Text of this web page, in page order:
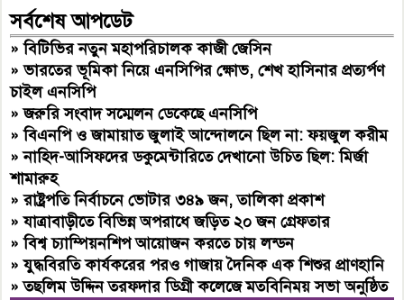
সর্বশেষ আপডেট
»বিটিভির নতুন মহাপরিচালক কাজী জেসিন
»ভারতের ভূমিকা নিয়ে এনসিপির ক্ষোভ, শেখ হাসিনার প্রত্যর্পণ
চাইল এনসিপি
»জরুরি সংবাদ সম্মেলন ডেকেছে এনসিপি
»বিএনপি ও জামায়াত জুলাই আন্দোলনে ছিল না: ফয়জুল করীম
»নাহিদ-আসিফদের ডকুমেন্টারিতে দেখানো উচিত ছিল: মির্জা
শামারুহ
»রাষ্ট্রপতি নির্বাচনে ভোটার ৩৪৯ জন, তালিকা প্রকাশ
»যাত্রাবাড়ীতে বিভিন্ন অপরাধে জড়িত ২০ জন গ্রেফতার
»বিশ্ব চ্যাম্পিয়নশিপ আয়োজন করতে চায় লন্ডন
»যুদ্ধবিরতি কার্যকরের পরও গাজায় দৈনিক এক শিশুর প্রাণহানি
»তছলিম উদ্দিন তরফদার ডিগ্রী কলেজে মতবিনিময় সভা অনুষ্ঠিত